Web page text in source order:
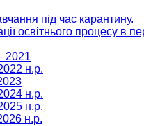
під час карантину.
освітнього процесу в
2021
н.р.
н.р.
н.р.
н.р.